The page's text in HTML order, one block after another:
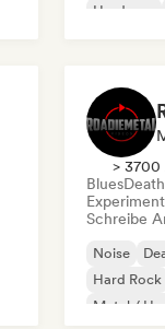
Hardcore
>
Blues
Schreibe
Noise
Hard Rock
Metal /